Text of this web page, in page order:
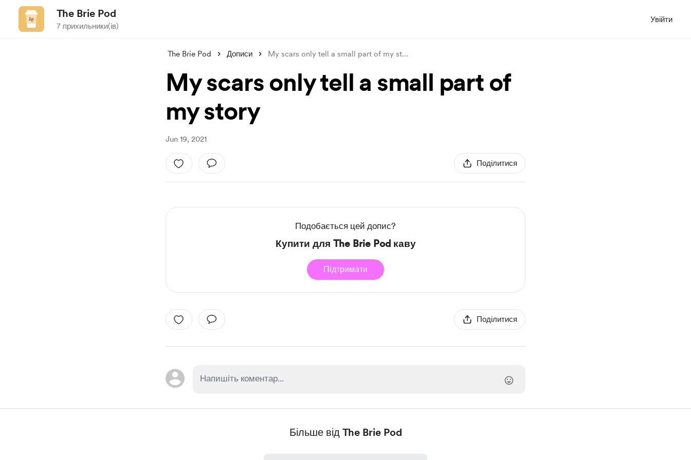
The Brie Pod
7 прихильники(ів)
Увійти
The Brie Pod Дописи My scars only tell a small part of my st...
My scars only tell a small part of
my story
Jun 19, 2021
Поділитися
Подобається цей допис?
Купити для The Brie Pod каву
Підтримати
Поділитися
Більше від The Brie Pod